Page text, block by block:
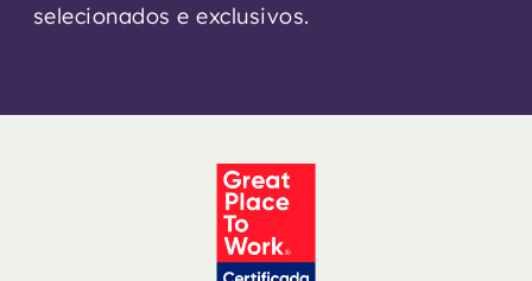
selecionados e exclusivos.